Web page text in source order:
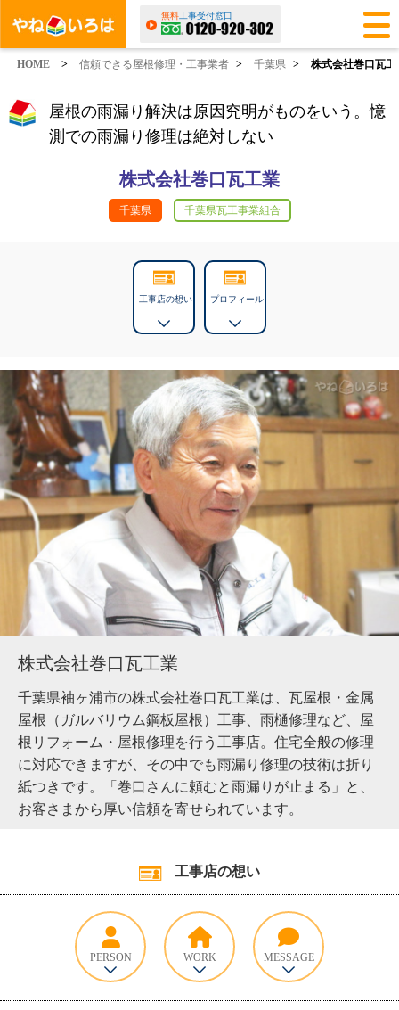
無料工事受付窓口
HOME > 信頼できる屋根修理・工事業者 > 千葉県 > 株式会社巻口瓦工
屋根の雨漏り解決は原因究明がものをいう。憶
測での雨漏り修理は絶対しない
株式会社巻口瓦工業
千葉県 千葉県瓦工事業組合
工事店の想い プロフィール
株式会社巻口瓦工業
千葉県袖ヶ浦市の株式会社巻口瓦工業は、瓦屋根・金属
屋根（ガルバリウム鋼板屋根）工事、雨樋修理など、屋
根リフォーム・屋根修理を行う工事店。住宅全般の修理
に対応できますが、その中でも雨漏り修理の技術は折り
紙つきです。「巻口さんに頼むと雨漏りが止まる」と、
お客さまから厚い信頼を寄せられています。
工事店の想い
PERSON WORK MESSAGE